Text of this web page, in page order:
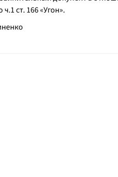
ст. 166 «Угон».